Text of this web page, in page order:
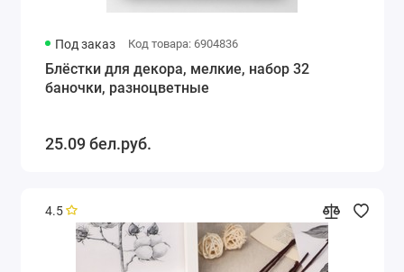
Под заказ Код товара: 6904836
Блёстки для декора, мелкие, набор 32
баночки, разноцветные
25.09 бел.руб.
4.5